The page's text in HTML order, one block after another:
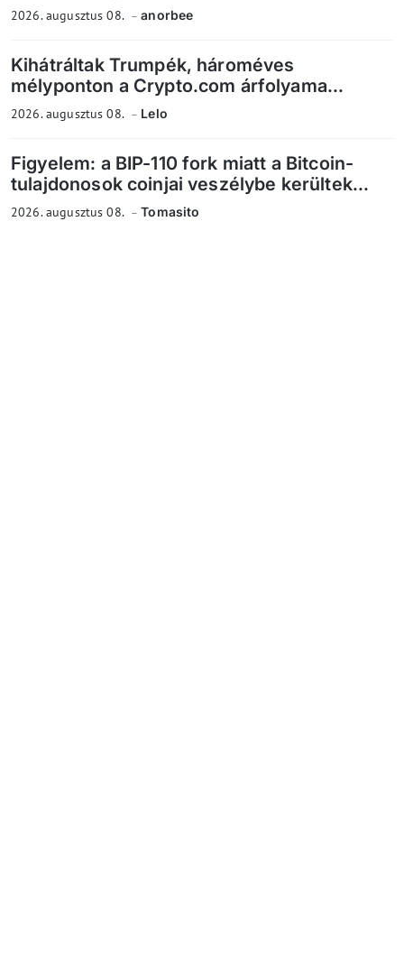
2026. augusztus 08. anorbee
Kihátráltak Trumpék, hároméves
mélyponton a Crypto.com árfolyama...
2026. augusztus 08. Lelo
Figyelem: a BIP-110 fork miatt a Bitcoin-
tulajdonosok coinjai veszélybe kerültek...
2026. augusztus 08. Tomasito